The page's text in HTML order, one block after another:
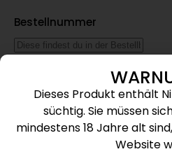
Bestellnummer
Rechnungs-E-Mail
Dieses Produkt enthält
süchtig. Sie müssen
mindestens 18 Jahre alt
Website